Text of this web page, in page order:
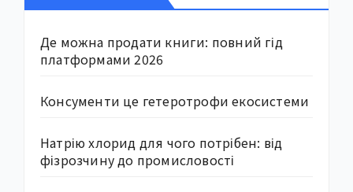
Де можна продати книги: повний гід
платформами 2026
Консументи це гетеротрофи екосистеми
Натрію хлорид для чого потрібен: від
фізрозчину до промисловості